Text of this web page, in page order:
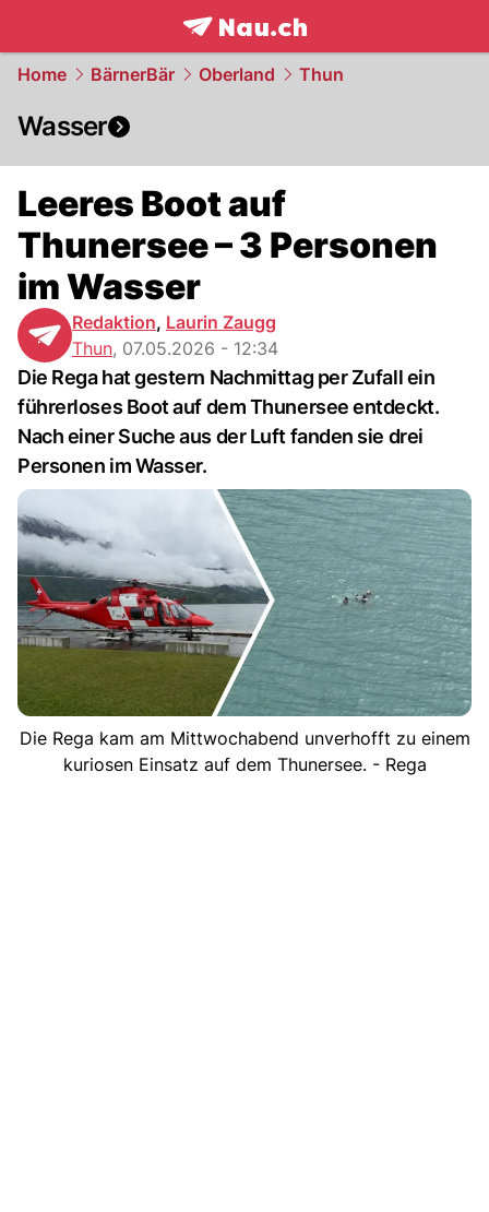
frontpage.NAU.ch
Home BärnerBär Oberland Thun
Wasser
Leeres Boot auf
Thunersee – 3 Personen
im Wasser
Redaktion, Laurin Zaugg
Thun, 07.05.2026 - 12:34
Die Rega hat gestern Nachmittag per Zufall ein
führerloses Boot auf dem Thunersee entdeckt.
Nach einer Suche aus der Luft fanden sie drei
Personen im Wasser.
Die Rega kam am Mittwochabend unverhofft zu einem
kuriosen Einsatz auf dem Thunersee. - Rega